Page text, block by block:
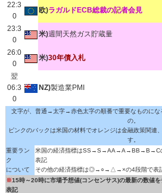
22:3
0
欧)ラガルドECB総裁の記者会見
23:3
0
米)週間天然ガス貯蔵量
26:0
0
米)30年債入札
翌
06:3
0
NZ)製造業PMI
文字が、普通→太字→赤色太字の順番で重要なものにな
の。
ピンクのバックは米国の材料でオレンジは金融政策関連
す。
重要ラン
ク
について
米国の経済指標はSS→S→AA→A→BB→B→C
表記
その他の経済指標は◎→○→△→×の4段階で表
※15時～20時に市場予想値(コンセンサス)の最新の数値
表記